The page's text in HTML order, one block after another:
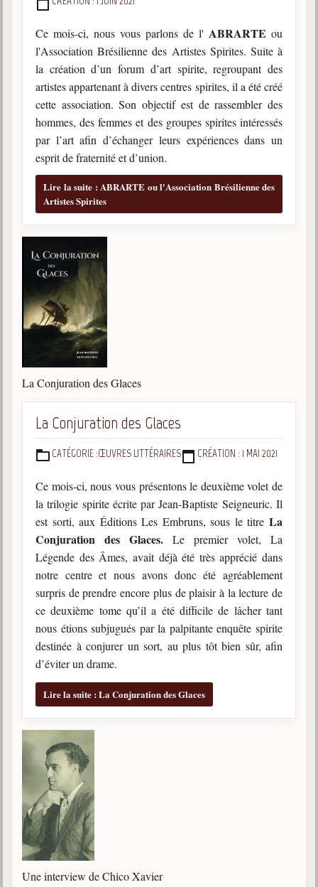
Ce mois-ci, nous vous parlons de l' ABRARTE ou
l'Association Brésilienne des Artistes Spirites. Suite à
la création d’un forum d’art spirite, regroupant des
artistes appartenant à divers centres spirites, il a été créé
cette association. Son objectif est de rassembler des
hommes, des femmes et des groupes spirites intéressés
par l’art afin d’échanger leurs expériences dans un
esprit de fraternité et d’union.
Lire la suite : ABRARTE ou l'Association Brésilienne des
Artistes Spirites
La Conjuration des Glaces
La Conjuration des Glaces
DÉTAILSCATÉGORIE :ŒUVRES LITTÉRAIRES CRÉATION : 1 MAI 2021
Ce mois-ci, nous vous présentons le deuxième volet de
la trilogie spirite écrite par Jean-Baptiste Seigneuric. Il
est sorti, aux Éditions Les Embruns, sous le titre La
Conjuration des Glaces. Le premier volet, La
Légende des Âmes, avait déjà été très apprécié dans
notre centre et nous avons donc été agréablement
surpris de prendre encore plus de plaisir à la lecture de
ce deuxième tome qu’il a été difficile de lâcher tant
nous étions subjugués par la palpitante enquête spirite
destinée à conjurer un sort, au plus tôt bien sûr, afin
d’éviter un drame.
Lire la suite : La Conjuration des Glaces
Une interview de Chico Xavier